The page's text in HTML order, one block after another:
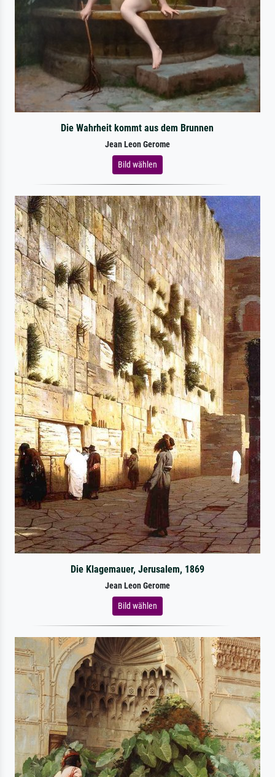
Die Wahrheit kommt aus dem Brunnen
Jean Leon Gerome
Bild wählen
Die Klagemauer, Jerusalem, 1869
Jean Leon Gerome
Bild wählen